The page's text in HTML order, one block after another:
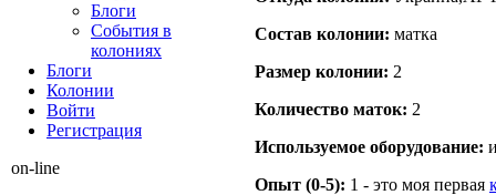
Состав кoлонии: матка
Размер кoлонии: 2
Количество маток: 2
Используемое оборудование:
Опыт (0-5): 1 - это моя первая
Блоги
События в
колониях
Блоги
Колонии
Войти
Peгиcтpaция
on-line